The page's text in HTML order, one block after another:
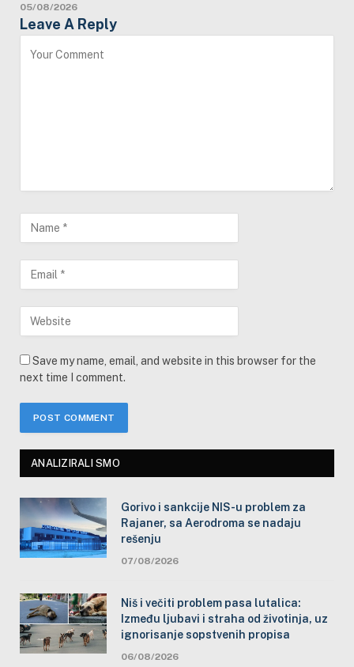
05/08/2026
Leave A Reply
Save my name, email, and website in this browser for the
next time I comment.
ANALIZIRALI SMO
Gorivo i sankcije NIS-u problem za
Rajaner, sa Aerodroma se nadaju
rešenju
07/08/2026
Niš i večiti problem pasa lutalica:
Između ljubavi i straha od životinja, uz
ignorisanje sopstvenih propisa
06/08/2026